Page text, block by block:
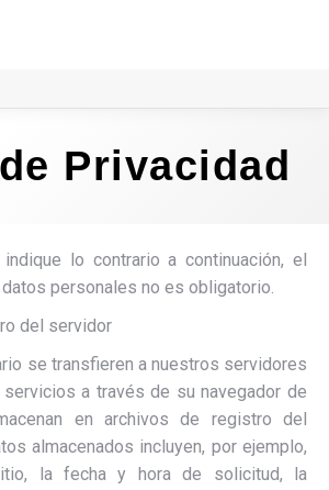
Privacidad
lo contrario a continuación, el
personales no es obligatorio.
del servidor
se transfieren a nuestros servidores
a través de su navegador de
en archivos de registro del
almacenados incluyen, por ejemplo,
la fecha y hora de solicitud, la